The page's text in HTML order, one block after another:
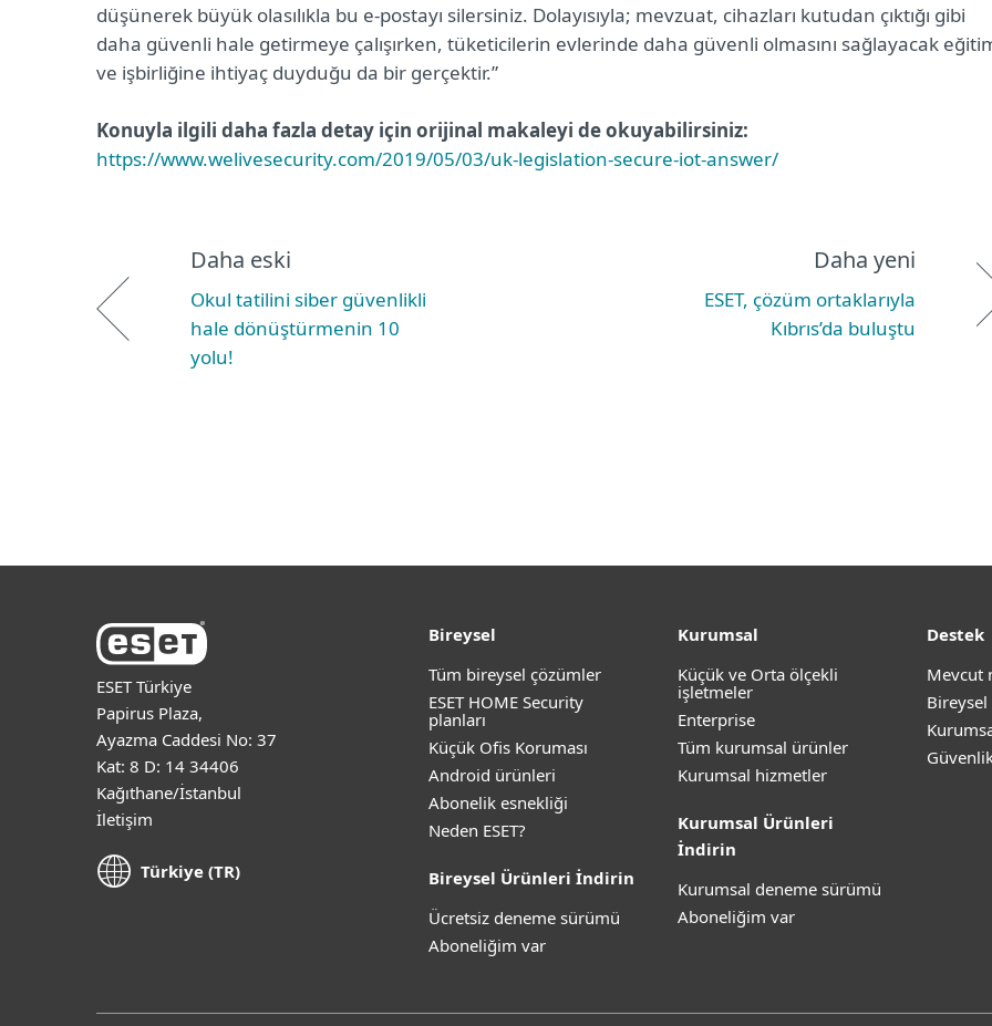
düşünerek büyük olasılıkla bu e-postayı silersiniz. Dolayısıyla; mevzuat, cihazları kutudan çıktığı gibi
daha güvenli hale getirmeye çalışırken, tüketicilerin evlerinde daha güvenli olmasını sağlayacak
ve işbirliğine ihtiyaç duyduğu da bir gerçektir.”
Konuyla ilgili daha fazla detay için orijinal makaleyi de okuyabilirsiniz:
https://www.welivesecurity.com/2019/05/03/uk-legislation-secure-iot-answer/
Daha eski
Okul tatilini siber güvenlikli
hale dönüştürmenin 10
yolu!
Daha yeni
ESET, çözüm ortaklarıyla
Kıbrıs’da buluştu
ESET Türkiye
Papirus Plaza,
Ayazma Caddesi No: 37
Kat: 8 D: 14 34406
Kağıthane/İstanbul
İletişim
Türkiye (TR)
Bireysel
Tüm bireysel çözümler
ESET HOME Security
planları
Küçük Ofis Koruması
Android ürünleri
Abonelik esnekliği
Neden ESET?
Bireysel Ürünleri İndirin
Ücretsiz deneme sürümü
Aboneliğim var
Kurumsal
Küçük ve Orta ölçekli
işletmeler
Enterprise
Tüm kurumsal ürünler
Kurumsal hizmetler
Kurumsal Ürünleri
İndirin
Kurumsal deneme sürümü
Aboneliğim var
Destek
Mevcut